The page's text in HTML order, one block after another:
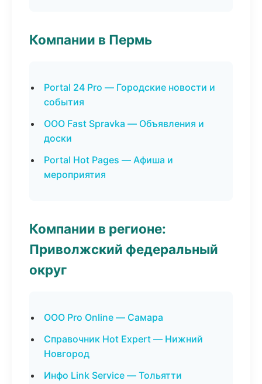
Компании в Пермь
Portal 24 Pro — Городские новости и
события
ООО Fast Spravka — Объявления и
доски
Portal Hot Pages — Афиша и
мероприятия
Компании в регионе:
Приволжский федеральный
округ
ООО Pro Online — Самара
Справочник Hot Expert — Нижний
Новгород
Инфо Link Service — Тольятти